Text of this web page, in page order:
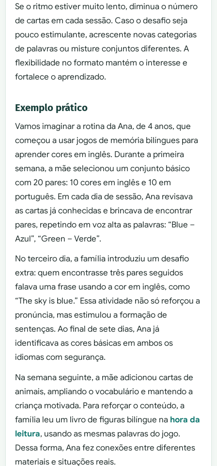
Se o ritmo estiver muito lento, diminua o número
de cartas em cada sessão. Caso o desafio seja
pouco estimulante, acrescente novas categorias
de palavras ou misture conjuntos diferentes. A
flexibilidade no formato mantém o interesse e
fortalece o aprendizado.
Exemplo prático
Vamos imaginar a rotina da Ana, de 4 anos, que
começou a usar jogos de memória bilíngues para
aprender cores em inglês. Durante a primeira
semana, a mãe selecionou um conjunto básico
com 20 pares: 10 cores em inglês e 10 em
português. Em cada dia de sessão, Ana revisava
as cartas já conhecidas e brincava de encontrar
pares, repetindo em voz alta as palavras: “Blue –
Azul”, “Green – Verde”.
No terceiro dia, a família introduziu um desafio
extra: quem encontrasse três pares seguidos
falava uma frase usando a cor em inglês, como
“The sky is blue.” Essa atividade não só reforçou a
pronúncia, mas estimulou a formação de
sentenças. Ao final de sete dias, Ana já
identificava as cores básicas em ambos os
idiomas com segurança.
Na semana seguinte, a mãe adicionou cartas de
animais, ampliando o vocabulário e mantendo a
criança motivada. Para reforçar o conteúdo, a
família leu um livro de figuras bilíngue na hora da
leitura, usando as mesmas palavras do jogo.
Dessa forma, Ana fez conexões entre diferentes
materiais e situações reais.